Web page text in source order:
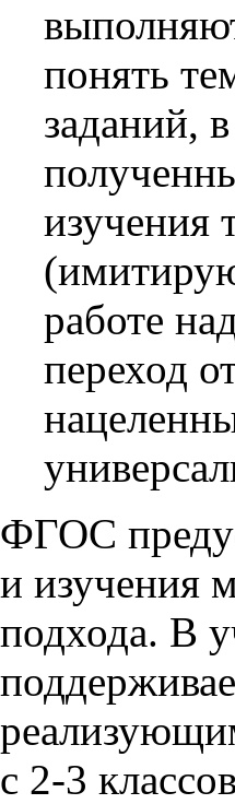
понять
заданий,
изучения
работе
переход
ФГОС
и изучения
подхода. В
с 2-3